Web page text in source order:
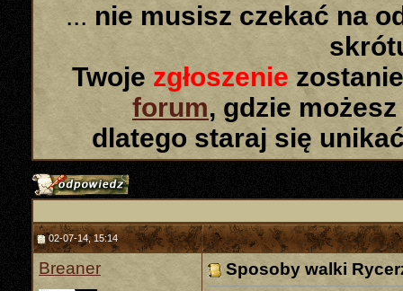
... nie musisz czekać na
Twoje zgłoszenie
forum, gdzie
dlatego staraj się
02-07-14, 15:14
Breaner Sposoby walki